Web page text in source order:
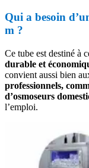
Qui a besoin
m ?
Ce tube est destiné à
durable et
convient aussi bien
professionnels,
d’osmoseurs
l’emploi.